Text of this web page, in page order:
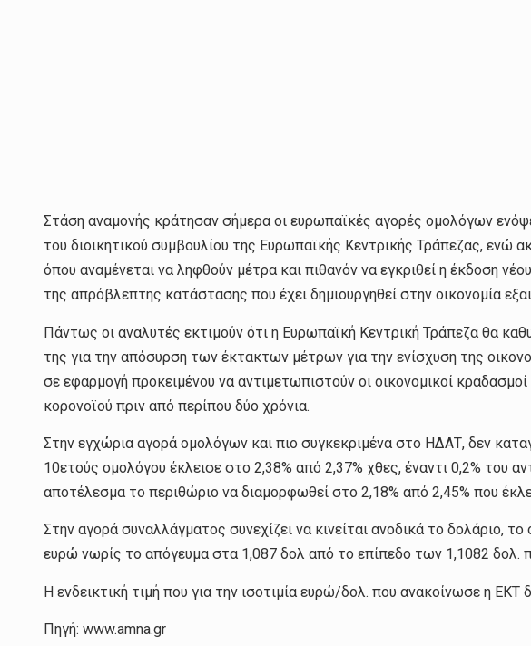
Στάση αναμονής κράτησαν σήμερα οι ευρωπαϊκές αγορές ομολόγων
του διοικητικού συμβουλίου της Ευρωπαϊκής Κεντρικής Τράπεζας, ενώ
όπου αναμένεται να ληφθούν μέτρα και πιθανόν να εγκριθεί η έκδοση
της απρόβλεπτης κατάστασης που έχει δημιουργηθεί στην οικονομία
Πάντως οι αναλυτές εκτιμούν ότι η Ευρωπαϊκή Κεντρική Τράπεζα θα
της για την απόσυρση των έκτακτων μέτρων για την ενίσχυση της
σε εφαρμογή προκειμένου να αντιμετωπιστούν οι οικονομικοί
κορονοϊού πριν από περίπου δύο χρόνια.
Στην εγχώρια αγορά ομολόγων και πιο συγκεκριμένα στο ΗΔΑΤ, δεν
10ετούς ομολόγου έκλεισε στο 2,38% από 2,37% χθες, έναντι 0,2% του
αποτέλεσμα το περιθώριο να διαμορφωθεί στο 2,18% από 2,45% που
Στην αγορά συναλλάγματος συνεχίζει να κινείται ανοδικά το δολάριο,
ευρώ νωρίς το απόγευμα στα 1,087 δολ από το επίπεδο των 1,1082 δολ.
Η ενδεικτική τιμή που για την ισοτιμία ευρώ/δολ. που ανακοίνωσε η
Πηγή: www.amna.gr